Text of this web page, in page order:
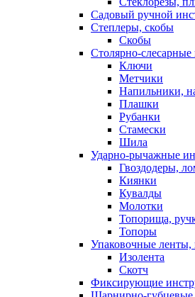
Садовый ручной
Степлеры, скобы
Скобы
Столярно-
Ключи
Метчики
Напильники,
Плашки
Рубанки
Стамески
Шила
Ударно-рычажные
Гвоздодеры,
Киянки
Кувалды
Молотки
Топорища,
Топоры
Упаковочные ленты,
Изолента
Скотч
Фиксирующие